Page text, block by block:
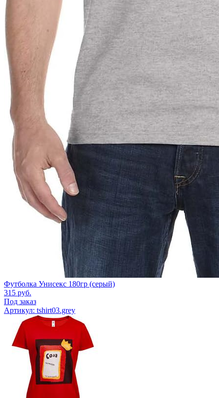
Футболка Унисекс 180гр (серый)
315 руб.
Под заказ
Артикул: tshirt03.grey